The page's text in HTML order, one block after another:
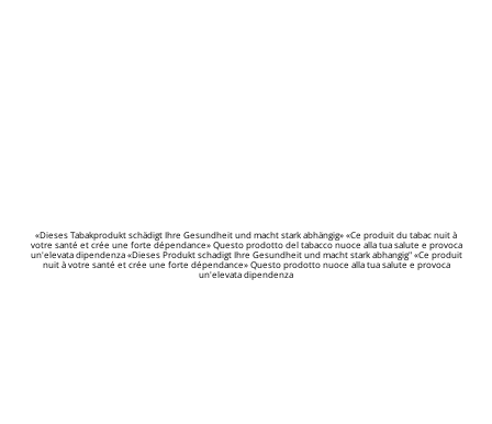
«Dieses Tabakprodukt schädigt Ihre Gesundheit und macht stark abhängig» «Ce produit du tabac nuit à
votre santé et crée une forte dépendance» Questo prodotto del tabacco nuoce alla tua salute e provoca
un'elevata dipendenza «Dieses Produkt schadigt Ihre Gesundheit und macht stark abhangig" «Ce produit
nuit à votre santé et crée une forte dépendance» Questo prodotto nuoce alla tua salute e provoca
un'elevata dipendenza